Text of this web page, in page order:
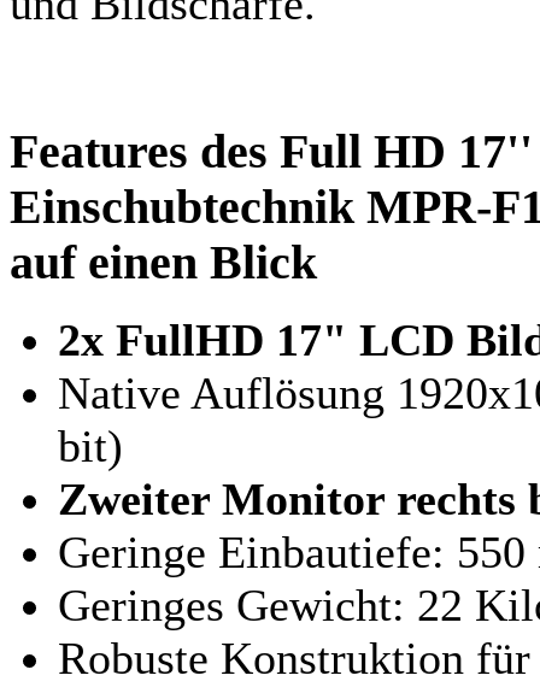
Features des Full HD
Einschubtechnik MPR-
auf einen Blick
2x FullHD 17" LCD
Native Auflösung
bit)
Zweiter Monitor rechts
Geringe Einbautiefe:
Geringes Gewicht: 22
Robuste Konstruktion